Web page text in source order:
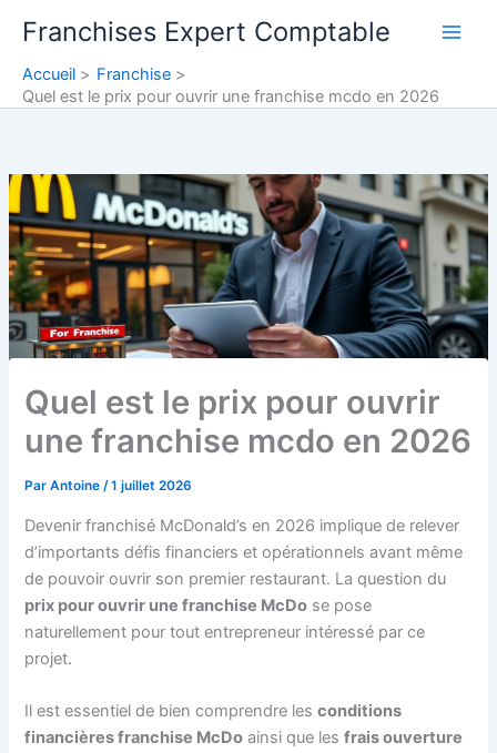
contenu
Franchises Expert Comptable
Accueil
Franchise
Quel est le prix pour ouvrir une franchise mcdo en 2026
Quel est le prix pour ouvrir
une franchise mcdo en 2026
ParAntoine/1 juillet 2026
Devenir franchisé McDonald’s en 2026 implique de relever
d’importants défis financiers et opérationnels avant même
de pouvoir ouvrir son premier restaurant. La question du
prix pour ouvrir une franchise McDo se pose
naturellement pour tout entrepreneur intéressé par ce
projet.
Il est essentiel de bien comprendre lesconditions
financières franchise McDo ainsi que lesfrais ouverture